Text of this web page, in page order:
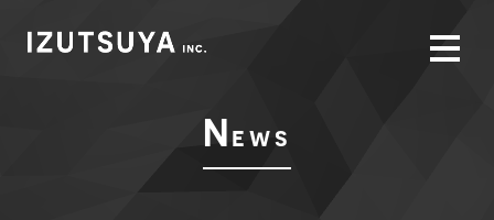
News